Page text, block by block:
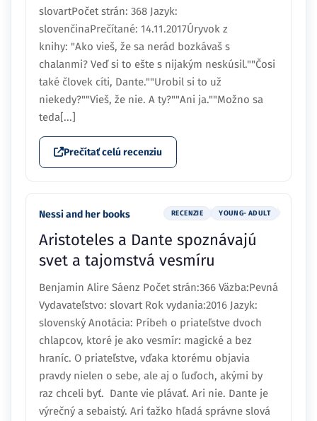
slovartPočet strán: 368 Jazyk:
slovenčinaPrečítané: 14.11.2017Úryvok z
knihy: "Ako vieš, že sa nerád bozkávaš s
chalanmi? Veď si to ešte s nijakým neskúsil.""Čosi
také človek cíti, Dante.""Urobil si to už
niekedy?""Vieš, že nie. A ty?""Ani ja.""Možno sa
teda[...]
Prečítať celú recenziu
Nessi and her books RECENZIE YOUNG- ADULT
Aristoteles a Dante spoznávajú
svet a tajomstvá vesmíru
Benjamin Alire Sáenz Počet strán:366 Väzba:Pevná
Vydavateľstvo: slovart Rok vydania:2016 Jazyk:
slovenský Anotácia: Príbeh o priateľstve dvoch
chlapcov, ktoré je ako vesmír: magické a bez
hraníc. O priateľstve, vďaka ktorému objavia
pravdy nielen o sebe, ale aj o ľuďoch, akými by
raz chceli byť. Dante vie plávať. Ari nie. Dante je
výrečný a sebaistý. Ari ťažko hľadá správne slová